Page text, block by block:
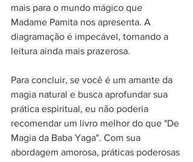
mais para o mundo mágico que
Madame Pamita nos apresenta. A
diagramação é impecável, tornando a
leitura ainda mais prazerosa.
Para concluir, se você é um amante da
magia natural e busca aprofundar sua
prática espiritual, eu não poderia
recomendar um livro melhor do que "De
Magia da Baba Yaga". Com sua
abordagem amorosa, práticas poderosas